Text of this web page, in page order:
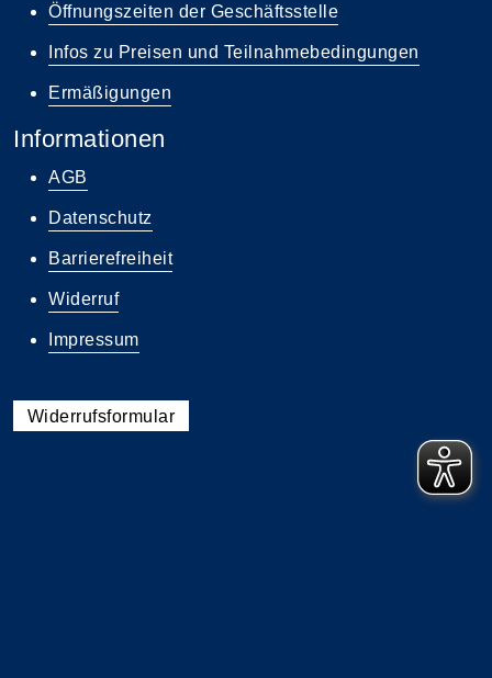
Öffnungszeiten der Geschäftsstelle
Infos zu Preisen und Teilnahmebedingungen
Ermäßigungen
Informationen
AGB
Datenschutz
Barrierefreiheit
Widerruf
Impressum
Widerrufsformular